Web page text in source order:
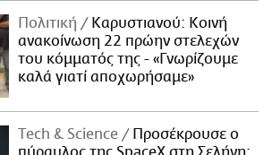
Πολιτική
Καρυστιανού: Κοινή
ανακοίνωση 22 πρώην στελεχών
του κόμματός της - «Γνωρίζουμε
καλά γιατί αποχωρήσαμε»
Τech & Science
Προσέκρουσε ο